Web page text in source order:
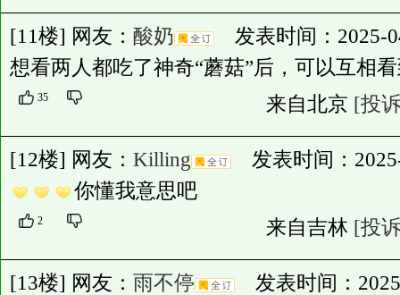
[11楼] 网友： 酸奶
发表时间：2025-
想看两人都吃了神奇“蘑菇”后，可以互相
35 来自北京 [投
[12楼] 网友： Killing
发表时间：
你懂我意思吧
2 来自吉林 [投
[13楼] 网友： 雨不停
发表时间：